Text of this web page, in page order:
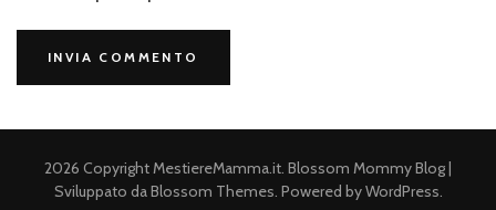
2026 CopyrightMestiereMamma.it. Blossom Mommy Blog |
Sviluppato daBlossom Themes. Powered byWordPress.